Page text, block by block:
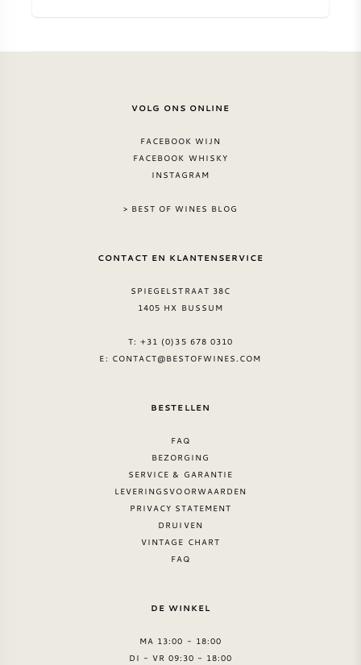
VOLG ONS ONLINE
FACEBOOK WIJN
FACEBOOK WHISKY
INSTAGRAM
> BEST OF WINES BLOG
CONTACT EN KLANTENSERVICE
SPIEGELSTRAAT 38C
1405 HX BUSSUM
T: +31 (0)35 678 0310
E: CONTACT@BESTOFWINES.COM
BESTELLEN
FAQ
BEZORGING
SERVICE & GARANTIE
LEVERINGSVOORWAARDEN
PRIVACY STATEMENT
DRUIVEN
VINTAGE CHART
FAQ
DE WINKEL
MA 13:00 - 18:00
DI - VR 09:30 - 18:00